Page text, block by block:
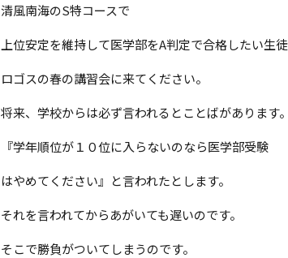
清風南海のS特コースで
上位安定を維持して医学部をA判定で合格したい生
ロゴスの春の講習会に来てください。
将来、学校からは必ず言われるとことばがあります。
『学年順位が１０位に入らないのなら医学部受験
はやめてください』と言われたとします。
それを言われてからあがいても遅いのです。
そこで勝負がついてしまうのです。